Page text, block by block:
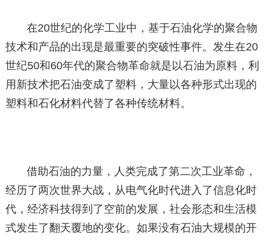
在20世纪的化学工业中，基于石油化学的聚合物
技术和产品的出现是最重要的突破性事件。发生在20
世纪50和60年代的聚合物革命就是以石油为原料，利
用新技术把石油变成了塑料，大量以各种形式出现的
塑料和石化材料代替了各种传统材料。
借助石油的力量，人类完成了第二次工业革命，
经历了两次世界大战，从电气化时代进入了信息化时
代，经济科技得到了空前的发展，社会形态和生活模
式发生了翻天覆地的变化。如果没有石油大规模的开